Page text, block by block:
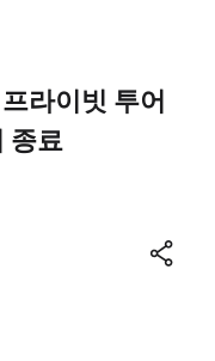
라이빗 투어
종료